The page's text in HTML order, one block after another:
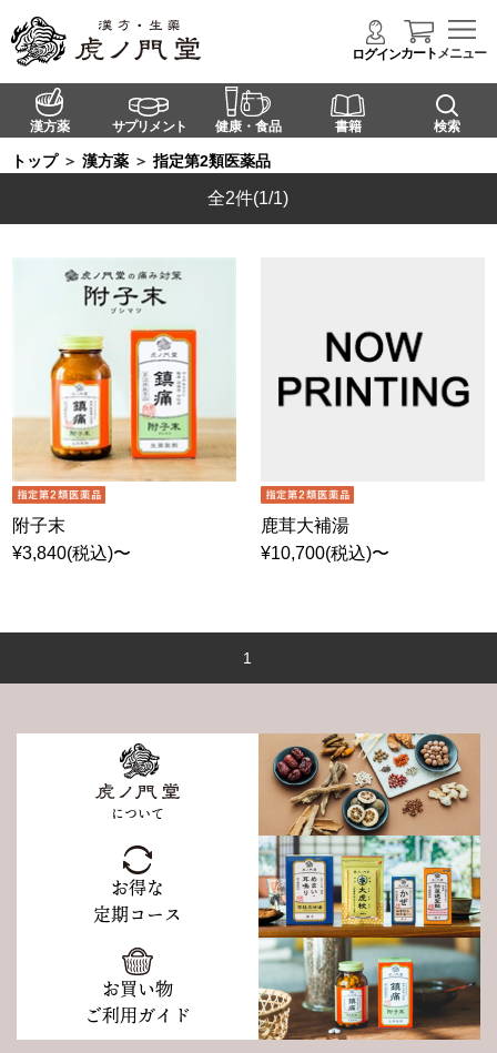
ログインカートメニュー
漢方薬 サプリメント 健康・食品 書籍 検索
トップ ＞ 漢方薬 ＞ 指定第2類医薬品
全2件(1/1)
附子末
¥3,840(税込)〜
鹿茸大補湯
¥10,700(税込)〜
1
について
お得な
定期コース
お買い物
ご利用ガイド